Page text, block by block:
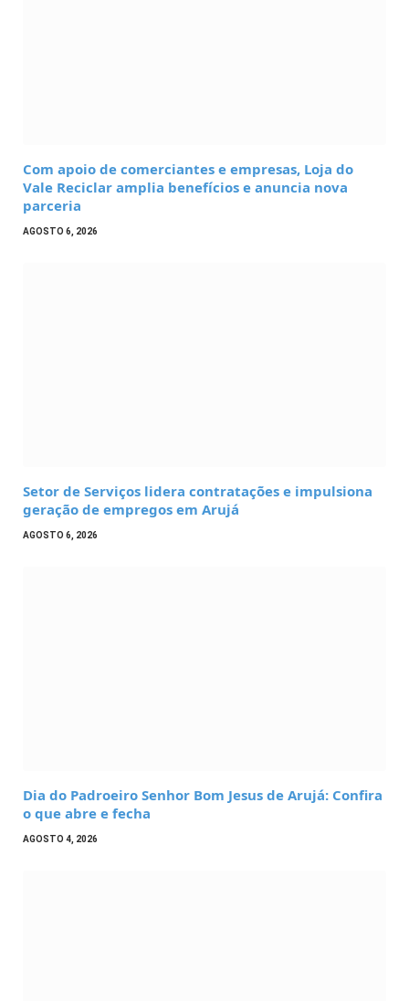
Com apoio de comerciantes e empresas, Loja do
Vale Reciclar amplia benefícios e anuncia nova
parceria
AGOSTO 6, 2026
​Setor de Serviços lidera contratações e impulsiona
geração de empregos em Arujá
AGOSTO 6, 2026
Dia do Padroeiro Senhor Bom Jesus de Arujá: Confira
o que abre e fecha
AGOSTO 4, 2026